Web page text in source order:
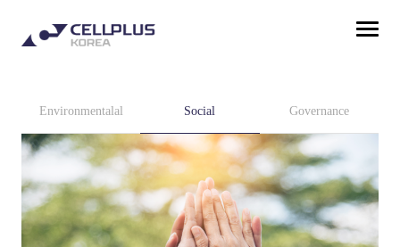
Environmentalal Social Governance